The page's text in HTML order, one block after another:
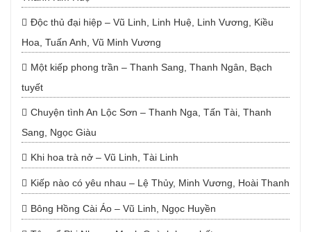
Độc thủ đại hiệp – Vũ Linh, Linh Huệ, Linh Vương, Kiều
Hoa, Tuấn Anh, Vũ Minh Vương
Một kiếp phong trần – Thanh Sang, Thanh Ngân, Bạch
tuyết
Chuyện tình An Lộc Sơn – Thanh Nga, Tấn Tài, Thanh
Sang, Ngọc Giàu
Khi hoa trà nở – Vũ Linh, Tài Linh
Kiếp nào có yêu nhau – Lệ Thủy, Minh Vương, Hoài Thanh
Bông Hồng Cài Áo – Vũ Linh, Ngọc Huyền